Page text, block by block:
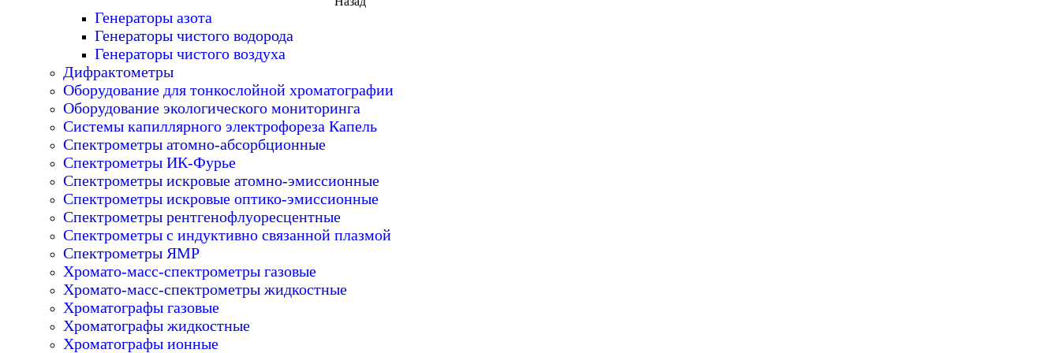
Генераторы азота
Генераторы чистого водорода
Генераторы чистого воздуха
Дифрактометры
Оборудование для тонкослойной хроматографии
Оборудование экологического мониторинга
Системы капиллярного электрофореза Капель
Спектрометры атомно-абсорбционные
Спектрометры ИК-Фурье
Спектрометры искровые атомно-эмиссионные
Спектрометры искровые оптико-эмиссионные
Спектрометры рентгенофлуоресцентные
Спектрометры с индуктивно связанной плазмой
Спектрометры ЯМР
Хромато-масс-спектрометры газовые
Хромато-масс-спектрометры жидкостные
Хроматографы газовые
Хроматографы жидкостные
Хроматографы ионные